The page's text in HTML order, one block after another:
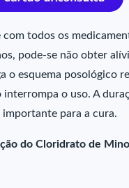
todos os
pode-se não obter
o esquema posológico
interrompa o uso. A
para a cura.
do Cloridrato de